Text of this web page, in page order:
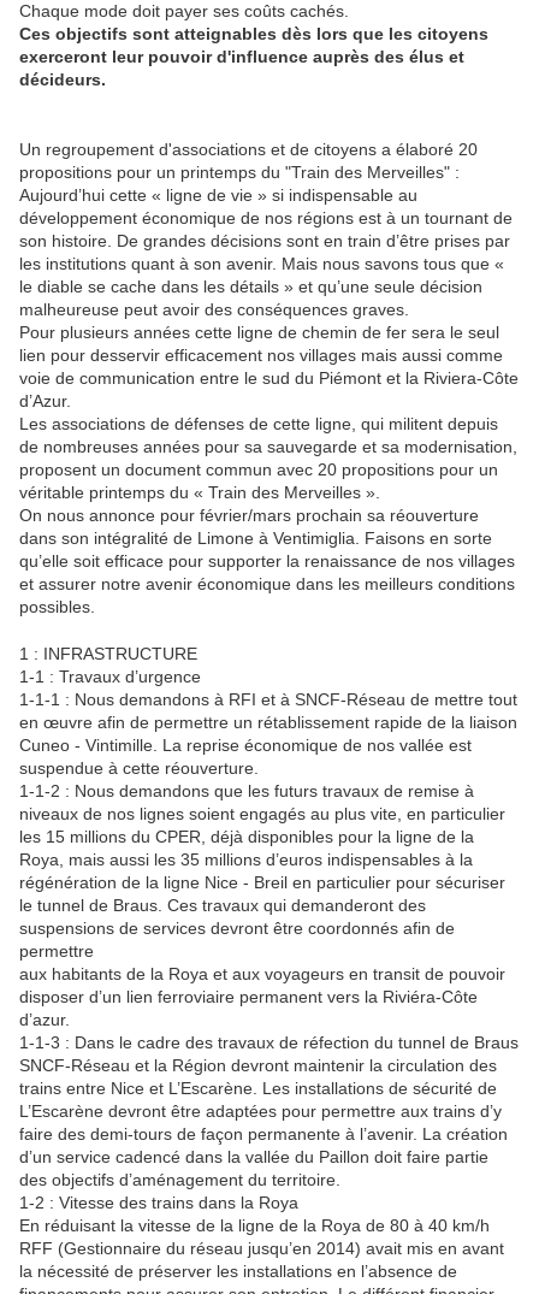
Chaque mode doit payer ses coûts cachés.
Ces objectifs sont atteignables dès lors que les citoyens
exerceront leur pouvoir d'influence auprès des élus et
décideurs.
Un regroupement d'associations et de citoyens a élaboré 20
propositions pour un printemps du "Train des Merveilles" :
Aujourd’hui cette « ligne de vie » si indispensable au
développement économique de nos régions est à un tournant de
son histoire. De grandes décisions sont en train d’être prises par
les institutions quant à son avenir. Mais nous savons tous que «
le diable se cache dans les détails » et qu’une seule décision
malheureuse peut avoir des conséquences graves.
Pour plusieurs années cette ligne de chemin de fer sera le seul
lien pour desservir efficacement nos villages mais aussi comme
voie de communication entre le sud du Piémont et la Riviera-Côte
d’Azur.
Les associations de défenses de cette ligne, qui militent depuis
de nombreuses années pour sa sauvegarde et sa modernisation,
proposent un document commun avec 20 propositions pour un
véritable printemps du « Train des Merveilles ».
On nous annonce pour février/mars prochain sa réouverture
dans son intégralité de Limone à Ventimiglia. Faisons en sorte
qu’elle soit efficace pour supporter la renaissance de nos villages
et assurer notre avenir économique dans les meilleurs conditions
possibles.
1 : INFRASTRUCTURE
1-1 : Travaux d’urgence
1-1-1 : Nous demandons à RFI et à SNCF-Réseau de mettre tout
en œuvre afin de permettre un rétablissement rapide de la liaison
Cuneo - Vintimille. La reprise économique de nos vallée est
suspendue à cette réouverture.
1-1-2 : Nous demandons que les futurs travaux de remise à
niveaux de nos lignes soient engagés au plus vite, en particulier
les 15 millions du CPER, déjà disponibles pour la ligne de la
Roya, mais aussi les 35 millions d’euros indispensables à la
régénération de la ligne Nice - Breil en particulier pour sécuriser
le tunnel de Braus. Ces travaux qui demanderont des
suspensions de services devront être coordonnés afin de
permettre
aux habitants de la Roya et aux voyageurs en transit de pouvoir
disposer d’un lien ferroviaire permanent vers la Riviéra-Côte
d’azur.
1-1-3 : Dans le cadre des travaux de réfection du tunnel de Braus
SNCF-Réseau et la Région devront maintenir la circulation des
trains entre Nice et L’Escarène. Les installations de sécurité de
L’Escarène devront être adaptées pour permettre aux trains d’y
faire des demi-tours de façon permanente à l’avenir. La création
d’un service cadencé dans la vallée du Paillon doit faire partie
des objectifs d’aménagement du territoire.
1-2 : Vitesse des trains dans la Roya
En réduisant la vitesse de la ligne de la Roya de 80 à 40 km/h
RFF (Gestionnaire du réseau jusqu’en 2014) avait mis en avant
la nécessité de préserver les installations en l’absence de